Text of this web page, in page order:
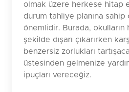
olmak üzere herkese hitap
durum tahliye planına sahip
önemlidir. Burada,
şekilde dışarı çıkarırken
benzersiz zorlukları
üstesinden gelmenize
ipuçları vereceğiz.